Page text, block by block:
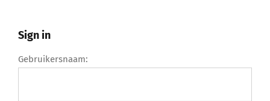
Sign in
Gebruikersnaam: